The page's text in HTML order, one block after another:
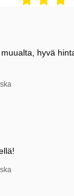
hyvä